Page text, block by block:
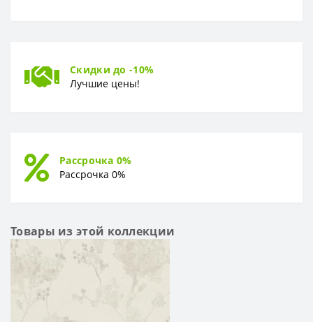
Скидки до -10%
Лучшие цены!
Рассрочка 0%
Рассрочка 0%
Товары из этой коллекции